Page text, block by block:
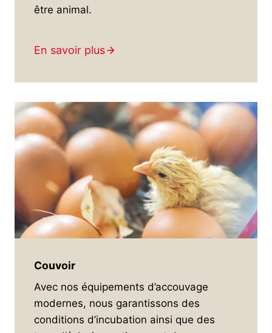
être animal.
En savoir plus
Couvoir
Avec nos équipements d’accouvage
modernes, nous garantissons des
conditions d’incubation ainsi que des